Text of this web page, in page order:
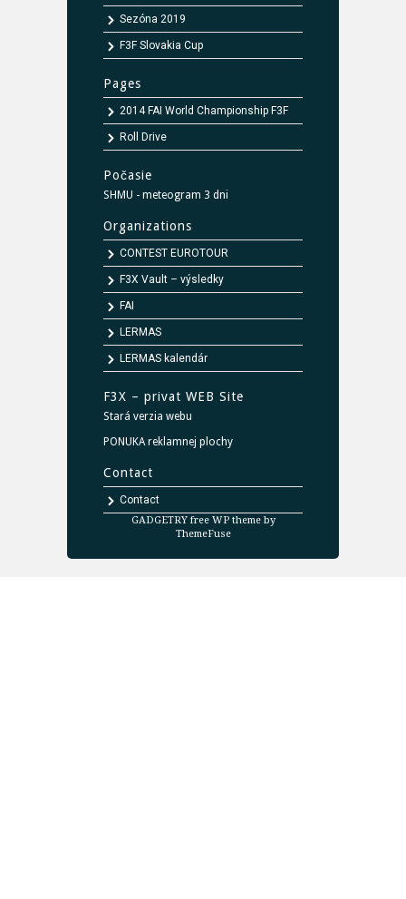
Sezóna 2019
F3F Slovakia Cup
Pages
2014 FAI World Championship F3F
Roll Drive
Počasie
SHMU - meteogram 3 dni
Organizations
CONTEST EUROTOUR
F3X Vault – výsledky
FAI
LERMAS
LERMAS kalendár
F3X – privat WEB Site
Stará verzia webu
PONUKA reklamnej plochy
Contact
Contact
GADGETRY free WP theme by
ThemeFuse